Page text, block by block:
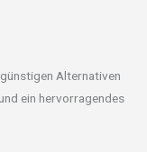
Alternativen
ein hervorragendes